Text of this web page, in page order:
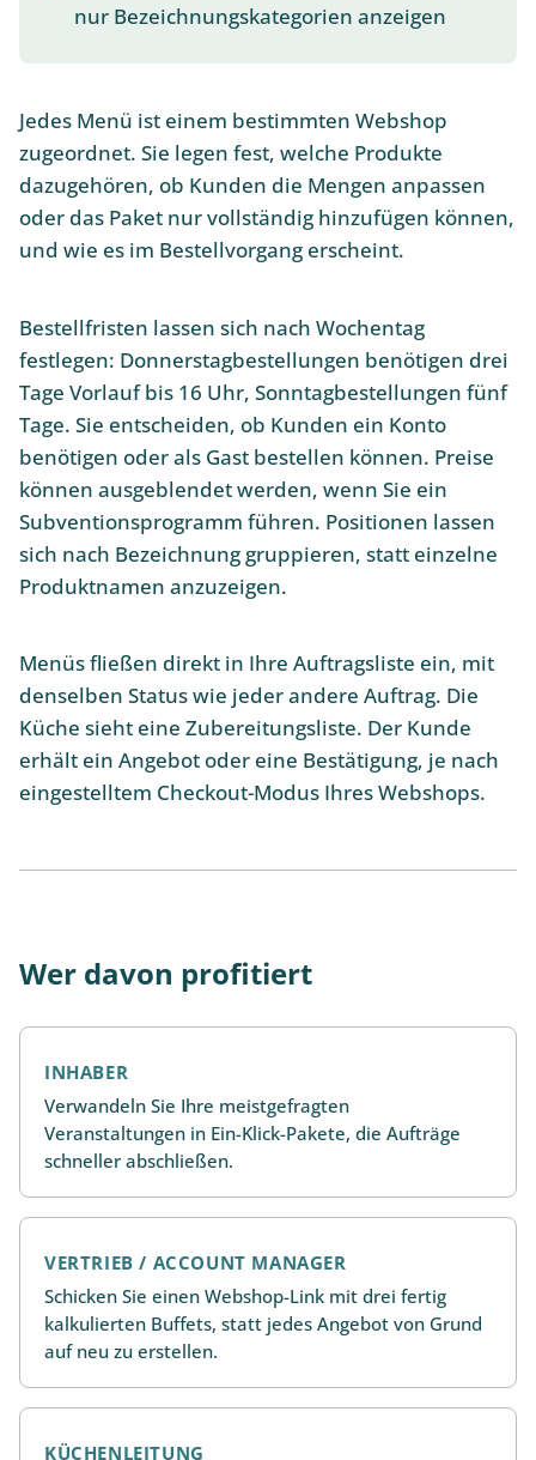
nur Bezeichnungskategorien anzeigen
Jedes Menü ist einem bestimmten Webshop
zugeordnet. Sie legen fest, welche Produkte
dazugehören, ob Kunden die Mengen anpassen
oder das Paket nur vollständig hinzufügen können,
und wie es im Bestellvorgang erscheint.
Bestellfristen lassen sich nach Wochentag
festlegen: Donnerstagbestellungen benötigen drei
Tage Vorlauf bis 16 Uhr, Sonntagbestellungen fünf
Tage. Sie entscheiden, ob Kunden ein Konto
benötigen oder als Gast bestellen können. Preise
können ausgeblendet werden, wenn Sie ein
Subventionsprogramm führen. Positionen lassen
sich nach Bezeichnung gruppieren, statt einzelne
Produktnamen anzuzeigen.
Menüs fließen direkt in Ihre Auftragsliste ein, mit
denselben Status wie jeder andere Auftrag. Die
Küche sieht eine Zubereitungsliste. Der Kunde
erhält ein Angebot oder eine Bestätigung, je nach
eingestelltem Checkout-Modus Ihres Webshops.
Wer davon profitiert
INHABER
Verwandeln Sie Ihre meistgefragten
Veranstaltungen in Ein-Klick-Pakete, die Aufträge
schneller abschließen.
VERTRIEB / ACCOUNT MANAGER
Schicken Sie einen Webshop-Link mit drei fertig
kalkulierten Buffets, statt jedes Angebot von Grund
auf neu zu erstellen.
KÜCHENLEITUNG